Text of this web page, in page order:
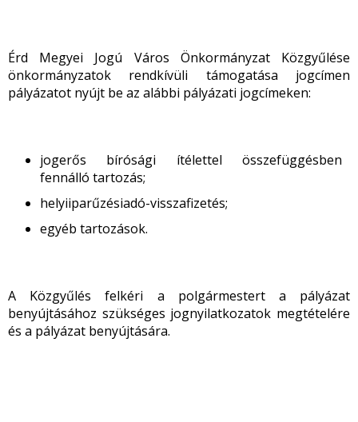
Érd Megyei Jogú Város Önkormányzat Közgyűlése
önkormányzatok rendkívüli támogatása jogcímen
pályázatot nyújt be az alábbi pályázati jogcímeken:
jogerős bírósági ítélettel összefüggésben
fennálló tartozás;
helyiiparűzésiadó-visszafizetés;
egyéb tartozások.
A Közgyűlés felkéri a polgármestert a pályázat
benyújtásához szükséges jognyilatkozatok megtételére
és a pályázat benyújtására.